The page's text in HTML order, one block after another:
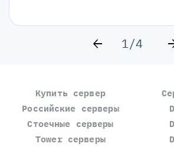
1/4
Купить сервер
Российские серверы
Стоечные серверы
Tower серверы